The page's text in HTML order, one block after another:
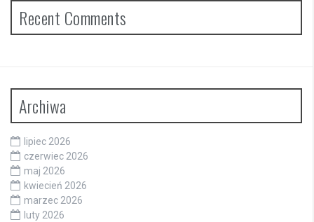
Recent Comments
Archiwa
lipiec 2026
czerwiec 2026
maj 2026
kwiecień 2026
marzec 2026
luty 2026